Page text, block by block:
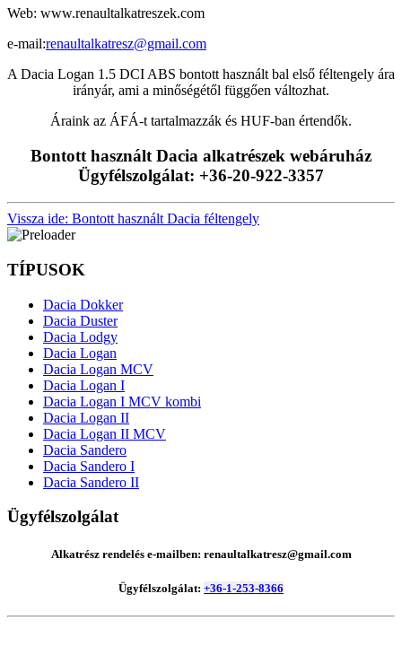
Web: www.renaultalkatreszek.com
e-mail:renaultalkatresz@gmail.com
A Dacia Logan 1.5 DCI ABS bontott használt bal első féltengely ára
irányár, ami a minőségétől függően változhat.
Áraink az ÁFÁ-t tartalmazzák és HUF-ban értendők.
Bontott használt Dacia alkatrészek webáruház
Ügyfélszolgálat: +36-20-922-3357
Vissza ide: Bontott használt Dacia féltengely
TÍPUSOK
Dacia Dokker
Dacia Duster
Dacia Lodgy
Dacia Logan
Dacia Logan MCV
Dacia Logan I
Dacia Logan I MCV kombi
Dacia Logan II
Dacia Logan II MCV
Dacia Sandero
Dacia Sandero I
Dacia Sandero II
Ügyfélszolgálat
Alkatrész rendelés e-mailben: renaultalkatresz@gmail.com
Ügyfélszolgálat: +36-1-253-8366